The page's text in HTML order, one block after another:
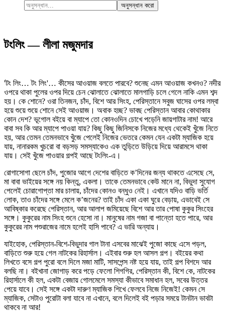
অনুসন্ধান করো
টংলিং — লীলা মজুমদার
'টং লিং… টং লিং'… কীসের আওয়াজ বলতে পারবে? শুনেছ এমন আওয়াজ কখনও? নদীর
ওপরে থাকা পুলের ওপর দিয়ে চেন ঝোলাতে ঝোলাতে মালগাড়ি চলে গেলে নাকি এমন শব্দ
হয়। কে শোনে? ওরা তিনজন, চাঁদ, বিশে আর সিংহ, পেরিস্তানে সবুজ ঘাসের ওপর লম্বা
হয়ে শুয়ে শুয়ে শোনে সেই আওয়াজ। অবাক হচ্ছ? ভাবছ পেরিস্তান আবার কোথাকার
কোন দেশ? ভূগোল বইয়ে বা ম্যাপে তো কোনওদিন চোখে পড়েনি জায়গাটার নাম! আরে
বাবা সব কি আর ম্যাপে পাওয়া যায়? কিছু কিছু জিনিসকে নিজের মধ্যে থেকেই খুঁজে নিতে
হয়, আর তেমন তেমনভাবে খুঁজে পেলেই নিজের ভেতরে কেমন যেন একটা ম্যাজিক হয়ে
যায়, নানারকম খুচরো বা বড়সড় সমস্যাকেও এক তুড়িতে উড়িয়ে দিয়ে আরামসে থাকা
যায়। সেই খুঁজে পাওয়ার গল্পই আছে টংলিং-এ।
রোগাসোগা ছেলে চাঁদ, পুজোর আগে দেশের বাড়িতে ক’দিনের জন্য থাকতে এসেছে সে,
মা বাবা ভাইয়ের সঙ্গে নয় কিন্তু, একলা। তাকে তেমনভাবে কেউ মানে না, বিভুদা সুযোগ
পেলেই চোরাগোপ্তা মার চালায়, চাঁদের কোনও বন্ধুও নেই। এখানে যদিও বাড়ি ভর্তি
লোক, তাও চাঁদের সঙ্গে মেলে ক’জনের? তাই চাঁদ একা একা ঘুরে বেড়ায়, এভাবেই সে
আবিষ্কার করেছে পেরিস্তান, আর আলাপ জমিয়েছে বিশে আর তার পোষা কুকুর সিংহের
সঙ্গে। কুকুরের নাম সিংহ শুনে হেসো না। মানুষের নাম গজা বা পান্তো হতে পারে, আর
কুকুরের নাম পশুরাজের নামে হলেই হাসি পাবে? এ ভারি অন্যায়।
যাইহোক, পেরিস্তান-বিশে-বিভুদার গাল টানা এসবের মাঝেই পুজো কাছে এসে পড়ল,
বাড়িতে শুরু হয়ে গেল নাটকের রিহার্সাল। এইবার শুরু হল আসল গল্প। বইয়ের কথা
লিখতে বসে গল্প পুরো বলে দিলে মজা মাটি, সাসপেন্স নষ্ট হয়ে যায়, তাই গল্প বিশদে আর
বলছি না। বইখানা জোগাড় করে পড়ে ফেলো শিগগির, পেরিস্তান কী, বিশে কে, নাটকের
রিহার্সালে কী হল, একটা বেজায় গোলমেলে সমস্যা কীভাবে সমাধান হল, সবের উত্তর
পেয়ে যাবে। সেই সঙ্গে একটা দারুণ ম্যাজিক শিখে ফেলবে নিজে নিজেই! কেমন সে
ম্যাজিক, সেটাও পুরোটা বলা যাবে না এখানে, বলে দিলেই বই পড়ার সময়ে টানটান ভাবটা
থাকবে না আর!